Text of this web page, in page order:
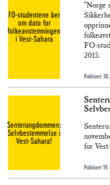
FO-studentene ber
om dato for
folkeavstemningen
i Vest-Sahara
"Norge
FO-
2015.
Publisert
Senterungdommen:
Selvbestemmelse i
Vest-Sahara!
for
Publisert